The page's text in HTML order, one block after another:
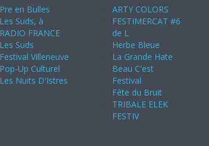
Pre en Bulles
Les Suds, à
RADIO FRANCE
Les Suds
Festival Villeneuve
Pop-Up Culturel
Les Nuits D'Istres
ARTY COLORS
FESTIMERCAT #6
de L
Herbe Bleue
La Grande Hate
Beau C'est
Festival
Fête du Bruit
TRIBALE ELEK
FESTIV